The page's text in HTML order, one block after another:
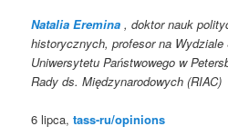
Natalia Eremina , doktor nauk
historycznych, profesor na
Uniwersytetu Państwowego w
Rady ds. Międzynarodowych (RIAC)
6 lipca, tass-ru/opinions